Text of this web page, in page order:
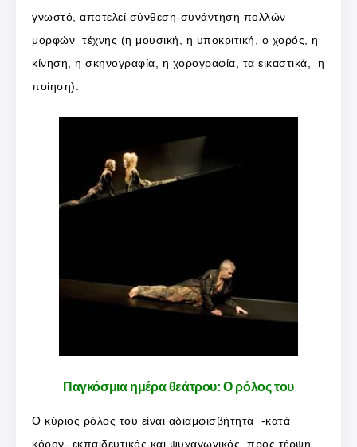
γνωστό, αποτελεί σύνθεση-συνάντηση πολλών
μορφών τέχνης (η μουσική, η υποκριτική, ο χορός, η
κίνηση, η σκηνογραφία, η χορογραφία, τα εικαστικά, η
ποίηση).
Παγκόσμια ημέρα θεάτρου: Ο ρόλος του
Ο κύριος ρόλος του είναι αδιαμφισβήτητα -κατά
κόρον- εκπαιδευτικός και ψυχαγωγικός, προς τέρψη